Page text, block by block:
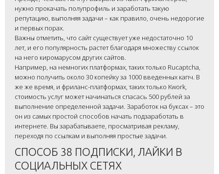
нужно прокачать полупрофиль и заработать такую
репутацию, выполняя задачи – как правило, очень недорогие
и первых порах.
Важны отметить, что сайт существует уже недостаточно 10
лет, и его популярность растет благодаря множеству ссылок
на него киромарусом других сайтов.
Например, на немногих платформах, таких только Rucaptcha,
можно получить около 30 копейку за 1000 введенных капч. В
же же время, и фриланс-платформах, таких только Kwork,
стоимость услуг может начинаться спасась 500 рублей за
выполнение определенной задачи. Заработок на буксах – это
он из самых простой способов начать подзаработать в
интернете. Вы зарабатываете, просматривая рекламу,
переходя по ссылкам и выполняя простые задачи.
СПОСОБ 38 ПОДПИСКИ, ЛАЙКИ В
СОЦИАЛЬНЫХ СЕТЯХ